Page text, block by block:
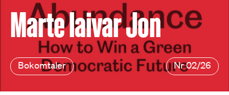
Marte laivar Jon
Bokomtaler Nr 02/26